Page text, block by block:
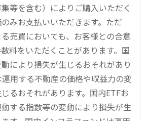
等を含む）によりご購入いただく
みお支払いいただきます。ただ
売買においても、お客様との合意
料をいただくことがあります。国
により損失が生じるおそれがあり
運用する不動産の価格や収益力の変
るおそれがあります。国内ETFお
する指数等の変動により損失が生